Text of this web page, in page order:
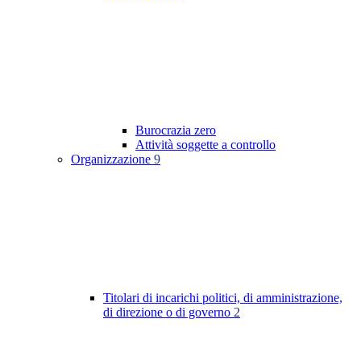
Burocrazia zero
Attività soggette a controllo
Organizzazione 9
Titolari di incarichi politici, di amministrazione,
di direzione o di governo 2